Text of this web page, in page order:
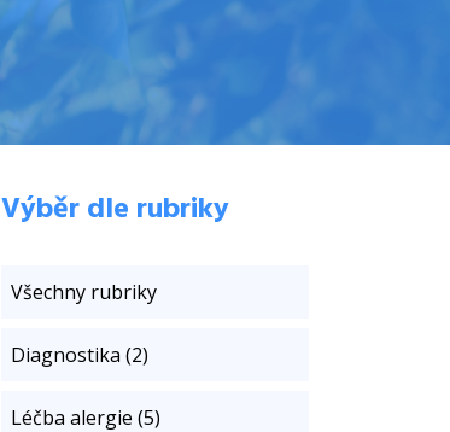
Výběr dle rubriky
Všechny rubriky
Diagnostika (2)
Léčba alergie (5)